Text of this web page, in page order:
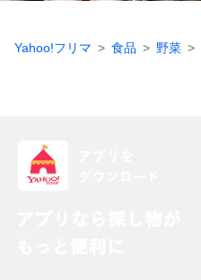
Yahoo!フリマ 食品 野菜